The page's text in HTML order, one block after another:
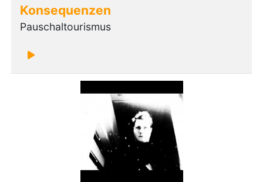
Konsequenzen
Pauschaltourismus